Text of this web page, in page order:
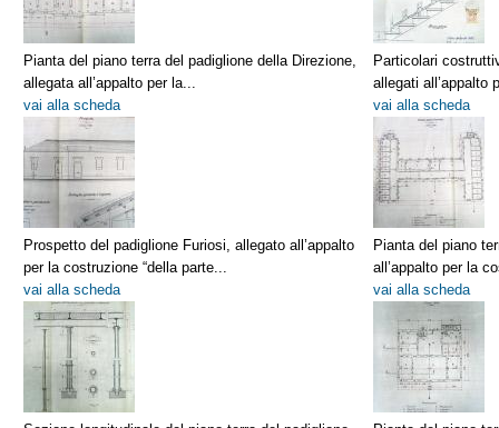
Pianta del piano terra del padiglione della Direzione,
allegata all’appalto per la...
vai alla scheda
Particolari
allegati all’appalto
vai alla scheda
Prospetto del padiglione Furiosi, allegato all’appalto
per la costruzione “della parte...
vai alla scheda
Pianta del piano
all’appalto per la
vai alla scheda